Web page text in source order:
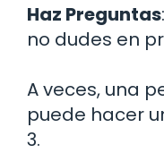
Haz Preguntas
no dudes en
A veces, una
puede hacer
3.